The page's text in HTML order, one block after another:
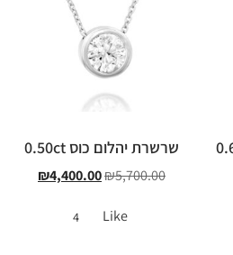
שרשרת יהלום כוס 0.50ct
₪5,700.00
₪4,400.00
Like
4